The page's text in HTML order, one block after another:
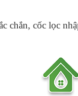
chắn, cốc lọc